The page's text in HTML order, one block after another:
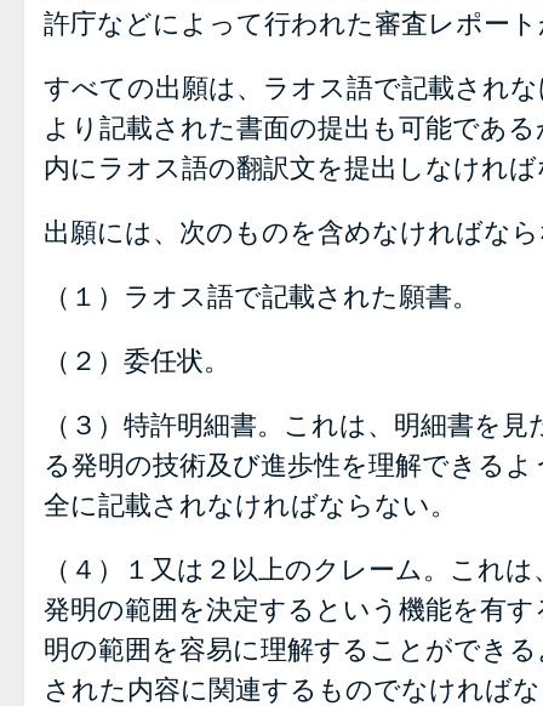
許庁などによって行われた審査レポー
すべての出願は、ラオス語で記載され
より記載された書面の提出も可能であ
内にラオス語の翻訳文を提出しなけれ
出願には、次のものを含めなければな
（１）ラオス語で記載された願書。
（２）委任状。
（３）特許明細書。これは、明細書を
る発明の技術及び進歩性を理解できる
全に記載されなければならない。
（４）１又は２以上のクレーム。これ
発明の範囲を決定するという機能を有
明の範囲を容易に理解することができ
された内容に関連するものでなければ